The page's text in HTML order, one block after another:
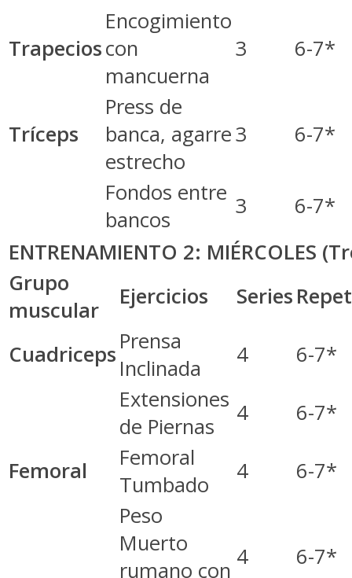
Trapecios
Encogimiento
con
mancuerna
3 6-7*
Tríceps
Press de
banca, agarre
estrecho
3 6-7*
Fondos entre
bancos
3
6-7*
ENTRENAMIENTO 2: MIÉRCOLES
Grupo
muscular
Ejercicios Series
Cuadriceps Prensa
Inclinada
4
6-7*
Extensiones
de Piernas
4 6-7*
Femoral
Femoral
Tumbado
4
6-7*
Peso
Muerto
rumano con
4 6-7*